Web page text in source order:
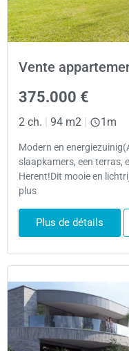
Vente
375.000 €
2 ch. | 94 m2 | 1m
Modern en
slaapkamers, een terras,
Herent!Dit mooie en
plus
Plus de détails